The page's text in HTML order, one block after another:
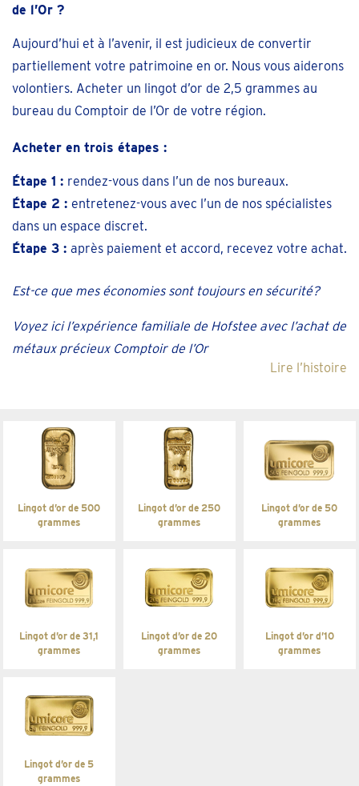
de l’Or ?
Aujourd’hui et à l’avenir, il est judicieux de convertir
partiellement votre patrimoine en or. Nous vous aiderons
volontiers. Acheter un lingot d’or de 2,5 grammes au
bureau du Comptoir de l’Or de votre région.
Acheter en trois étapes :
Étape 1 : rendez-vous dans l’un de nos bureaux.
Étape 2 : entretenez-vous avec l’un de nos spécialistes
dans un espace discret.
Étape 3 : après paiement et accord, recevez votre achat.
Est-ce que mes économies sont toujours en sécurité?
Voyez ici l’expérience familiale de Hofstee avec l’achat de
métaux précieux Comptoir de l’Or
Lire l’histoire
Lingot d’or de 500
grammes
Lingot d’or de 250
grammes
Lingot d’or de 50
grammes
Lingot d’or de 31,1
grammes
Lingot d’or de 20
grammes
Lingot d’or d’10
grammes
Lingot d’or de 5
grammes